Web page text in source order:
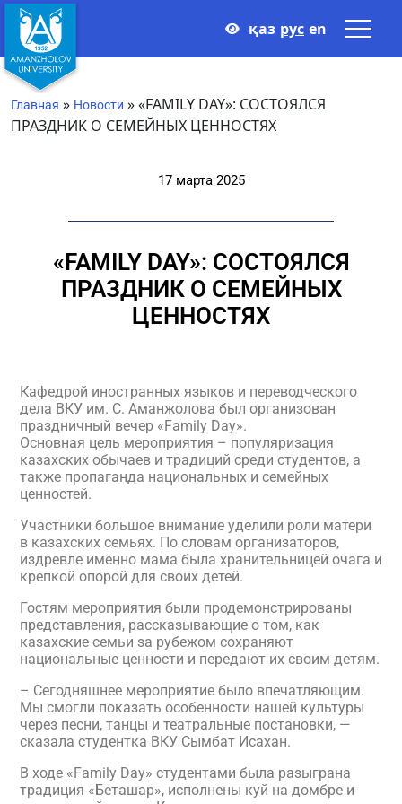
қаз рус en
Главная » Новости »«FAMILY DAY»: СОСТОЯЛСЯ
ПРАЗДНИК О СЕМЕЙНЫХ ЦЕННОСТЯХ
17 марта 2025
«FAMILY DAY»: СОСТОЯЛСЯ
ПРАЗДНИК О СЕМЕЙНЫХ
ЦЕННОСТЯХ
Кафедрой иностранных языков и переводческого
дела ВКУ им. С. Аманжолова был организован
праздничный вечер «Family Day».
Основная цель мероприятия – популяризация
казахских обычаев и традиций среди студентов, а
также пропаганда национальных и семейных
ценностей.
Участники большое внимание уделили роли матери
в казахских семьях. По словам организаторов,
издревле именно мама была хранительницей очага и
крепкой опорой для своих детей.
Гостям мероприятия были продемонстрированы
представления, рассказывающие о том, как
казахские семьи за рубежом сохраняют
национальные ценности и передают их своим детям.
– Сегодняшнее мероприятие было впечатляющим.
Мы смогли показать особенности нашей культуры
через песни, танцы и театральные постановки, —
сказала студентка ВКУ Сымбат Исахан.
В ходе «Family Day» студентами была разыграна
традиция «Беташар», исполнены куй на домбре и